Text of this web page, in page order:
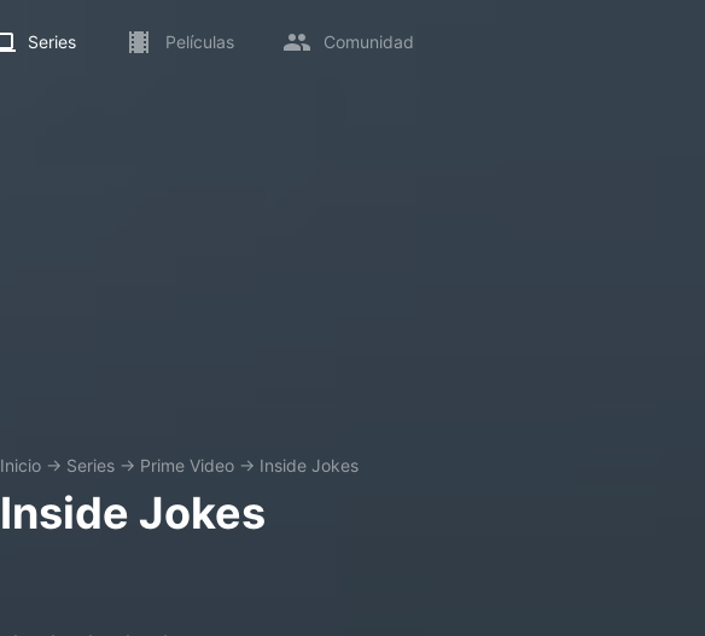
Series Películas Comunidad
Inicio → Series → Prime Video → Inside Jokes
Inside Jokes